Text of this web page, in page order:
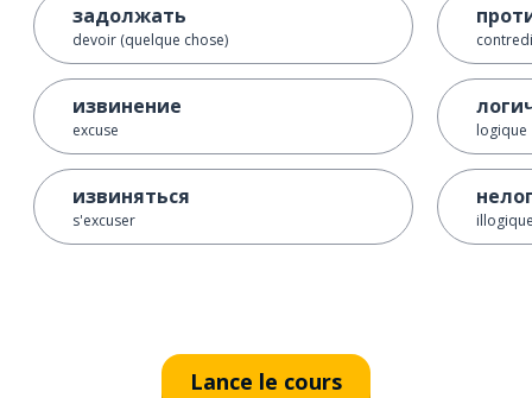
задолжать
devoir (quelque chose)
извинение
excuse
извиняться
s'excuser
logique
Lance le cours